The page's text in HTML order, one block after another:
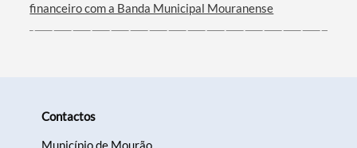
financeiro com a Banda Municipal Mouranense
Contactos
Município de Mourão